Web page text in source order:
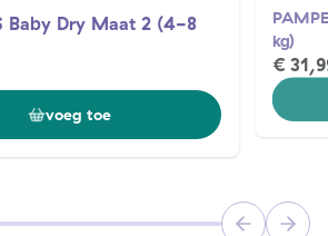
Baby Dry Maat 2 (4-8
voeg toe
kg)
€